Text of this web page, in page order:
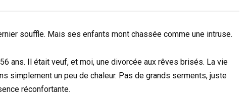
souffle. Mais ses enfants mont chassée comme une intruse.
ans. Il était veuf, et moi, une divorcée aux rêves brisés. La vie
simplement un peu de chaleur. Pas de grands serments, juste
réconfortante.